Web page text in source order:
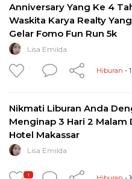
Anniversary Yang Ke 4
Waskita Karya Realty
Gelar Fomo Fun Run 5k
Lisa Emilda
Hiburan -
Nikmati Liburan Anda
Menginap 3 Hari 2 Malam
Hotel Makassar
Lisa Emilda
1